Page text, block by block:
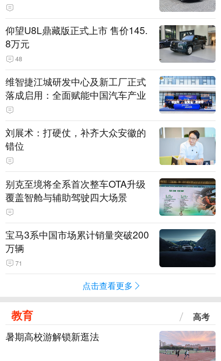
仰望U8L鼎藏版正式上市 售价145.
8万元
48
维智捷江城研发中心及新工厂正式
落成启用：全面赋能中国汽车产业
刘展术：打硬仗，补齐大众安徽的
错位
别克至境将全系首次整车OTA升级
覆盖智舱与辅助驾驶四大场景
宝马3系中国市场累计销量突破200
万辆
71
点击查看更多
教育 高考
暑期高校游解锁新逛法